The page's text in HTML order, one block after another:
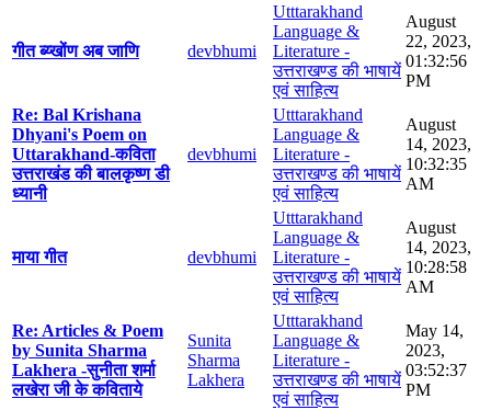
गीत ब्य्खोंण अब जाणि devbhumi
Utttarakhand
Language &
Literature -
उत्तराखण्ड की भाषायें
एवं साहित्य
August
22, 2023,
01:32:56
PM
Re: Bal Krishana
Dhyani's Poem on
Uttarakhand-कविता
उत्तराखंड की बालकृष्ण डी
ध्यानी
devbhumi
Utttarakhand
Language &
Literature -
उत्तराखण्ड की भाषायें
एवं साहित्य
August
14, 2023,
10:32:35
AM
माया गीत devbhumi
Utttarakhand
Language &
Literature -
उत्तराखण्ड की भाषायें
एवं साहित्य
August
14, 2023,
10:28:58
AM
Re: Articles & Poem
by Sunita Sharma
Lakhera -सुनीता शर्मा
लखेरा जी के कविताये
Sunita
Sharma
Lakhera
Utttarakhand
Language &
Literature -
उत्तराखण्ड की भाषायें
एवं साहित्य
May 14,
2023,
03:52:37
PM